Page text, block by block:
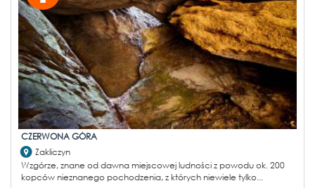
CZERWONA GÓRA
Zakliczyn
Wzgórze, znane od dawna miejscowej ludności z powodu ok. 200
kopców nieznanego pochodzenia, z których niewiele tylko...